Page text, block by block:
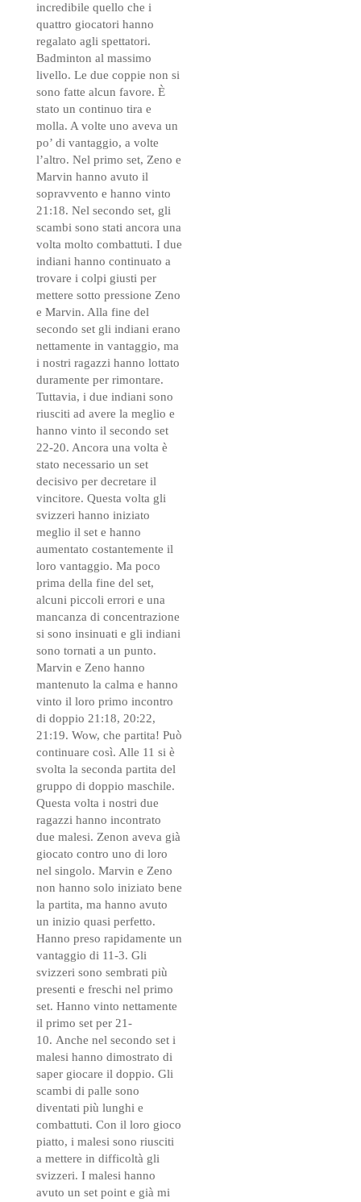
incredibile quello che i
quattro giocatori hanno
regalato agli spettatori.
Badminton al massimo
livello. Le due coppie non si
sono fatte alcun favore. È
stato un continuo tira e
molla. A volte uno aveva un
po’ di vantaggio, a volte
l’altro. Nel primo set, Zeno e
Marvin hanno avuto il
sopravvento e hanno vinto
21:18. Nel secondo set, gli
scambi sono stati ancora una
volta molto combattuti. I due
indiani hanno continuato a
trovare i colpi giusti per
mettere sotto pressione Zeno
e Marvin. Alla fine del
secondo set gli indiani erano
nettamente in vantaggio, ma
i nostri ragazzi hanno lottato
duramente per rimontare.
Tuttavia, i due indiani sono
riusciti ad avere la meglio e
hanno vinto il secondo set
22-20. Ancora una volta è
stato necessario un set
decisivo per decretare il
vincitore. Questa volta gli
svizzeri hanno iniziato
meglio il set e hanno
aumentato costantemente il
loro vantaggio. Ma poco
prima della fine del set,
alcuni piccoli errori e una
mancanza di concentrazione
si sono insinuati e gli indiani
sono tornati a un punto.
Marvin e Zeno hanno
mantenuto la calma e hanno
vinto il loro primo incontro
di doppio 21:18, 20:22,
21:19. Wow, che partita! Può
continuare così. Alle 11 si è
svolta la seconda partita del
gruppo di doppio maschile.
Questa volta i nostri due
ragazzi hanno incontrato
due malesi. Zenon aveva già
giocato contro uno di loro
nel singolo. Marvin e Zeno
non hanno solo iniziato bene
la partita, ma hanno avuto
un inizio quasi perfetto.
Hanno preso rapidamente un
vantaggio di 11-3. Gli
svizzeri sono sembrati più
presenti e freschi nel primo
set. Hanno vinto nettamente
il primo set per 21-
10. Anche nel secondo set i
malesi hanno dimostrato di
saper giocare il doppio. Gli
scambi di palle sono
diventati più lunghi e
combattuti. Con il loro gioco
piatto, i malesi sono riusciti
a mettere in difficoltà gli
svizzeri. I malesi hanno
avuto un set point e già mi